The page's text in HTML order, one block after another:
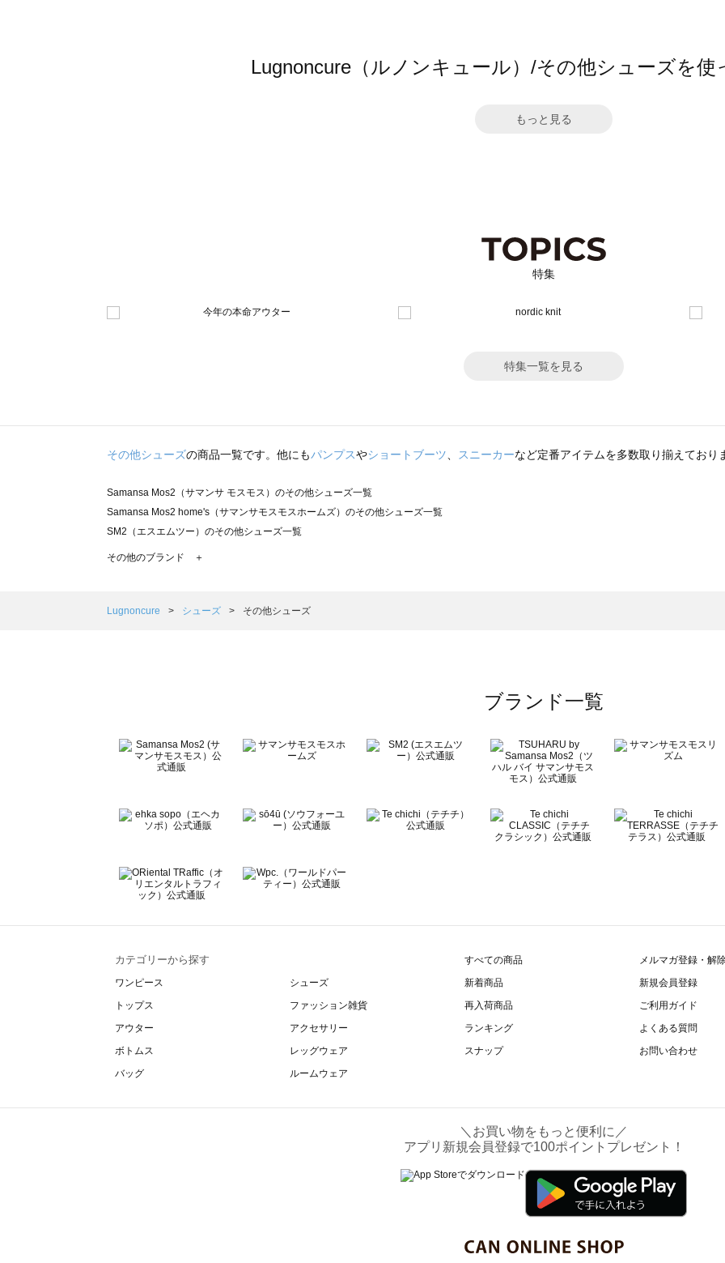
Lugnoncure（ルノンキュール）/その他シューズを使
もっと見る
特集
特集一覧を見る
その他シューズの商品一覧です。他にもパンプスやショートブーツ スニーカーなど定番アイテムを多数取り揃えており
Samansa Mos2（サマンサ モスモス）のその他シューズ一覧
Samansa Mos2 home's（サマンサモスモスホームズ）のその他シューズ一覧
SM2（エスエムツー）のその他シューズ一覧
TSUHARU by Samansa Mos2（ツハルバイサマンサモスモス）のその他シューズ一覧
Samansa Mos2 Lagom（サマンサモスモス ラーゴム）のその他シューズ一覧
BETTY'S BLUE（べティーズブルー）のその他シューズ一覧
Wpc.（ワールドパーティー）のその他シューズ一覧
その他のブランド ＋
Lugnoncure シューズ その他シューズ
ブランド一覧
カテゴリーから探す
ワンピース
トップス
アウター
ボトムス
バッグ
シューズ
ファッション雑貨
アクセサリー
レッグウェア
ルームウェア
すべての商品
新着商品
再入荷商品
ランキング
スナップ
メルマガ登録・解
新規会員登録
ご利用ガイド
よくある質問
お問い合わせ
＼お買い物をもっと便利に／
アプリ新規会員登録で100ポイントプレゼント！